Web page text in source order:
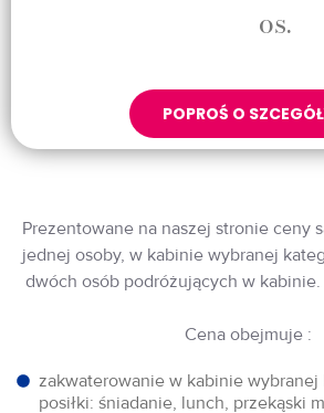
os.
POPROŚ O
Prezentowane na naszej stronie ceny
jednej osoby, w kabinie wybranej
dwóch osób podróżujących w kabinie.
Cena obejmuje :
zakwaterowanie w kabinie wybranej
posiłki: śniadanie, lunch, przekąski